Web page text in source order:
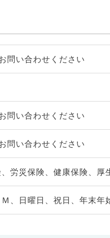
問い合わせください
問い合わせください
問い合わせください
労災保険、健康保険、厚
、日曜日、祝日、年末年